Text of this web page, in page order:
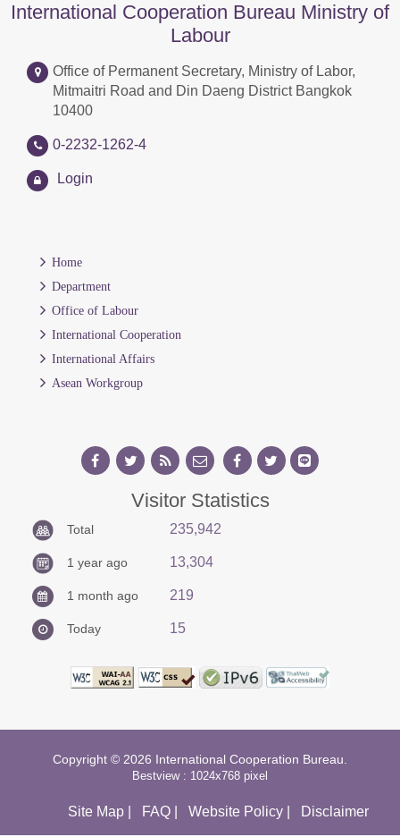
International Cooperation Bureau Ministry of
Labour
Office of Permanent Secretary, Ministry of Labor,
Mitmaitri Road and Din Daeng District Bangkok
10400
0-2232-1262-4
Login
Home
Department
Office of Labour
International Cooperation
International Affairs
Asean Workgroup
Visitor Statistics
Total 235,942
1 year ago 13,304
1 month ago 219
Today 15
Copyright © 2026 International Cooperation Bureau.
Bestview : 1024x768 pixel
Site Map| FAQ| Website Policy| Disclaimer